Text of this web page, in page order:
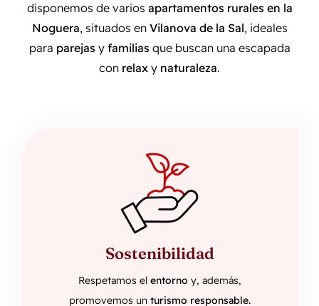
disponemos de varios apartamentos rurales en la
Noguera, situados en Vilanova de la Sal, ideales
para parejas y familias que buscan una escapada
con relax y naturaleza.
Sostenibilidad
Respetamos el entorno y, además,
promovemos un turismo responsable.